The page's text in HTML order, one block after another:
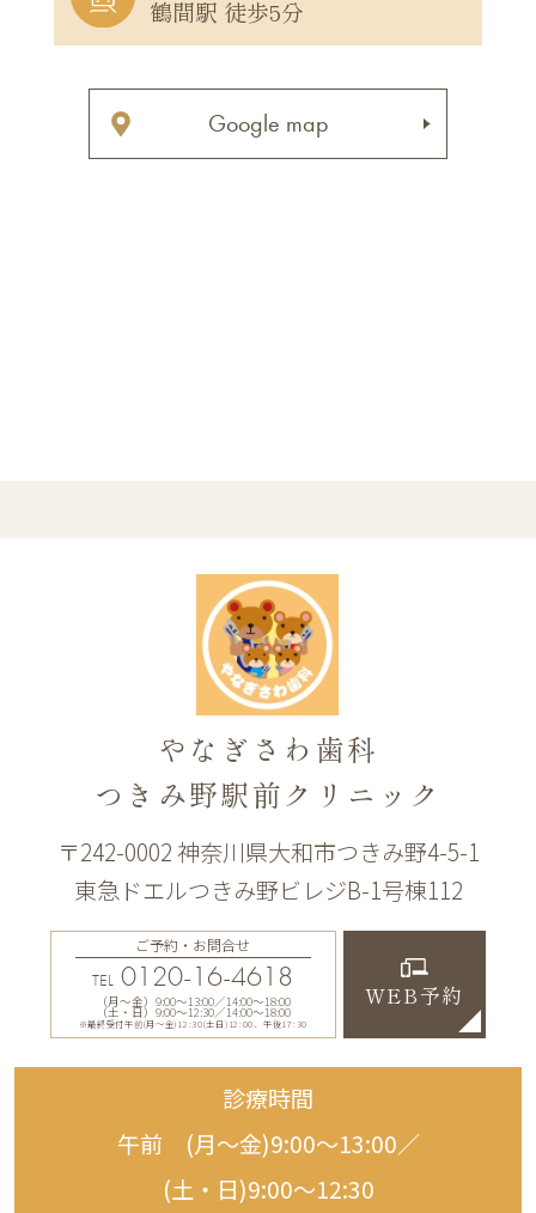
鶴間駅 徒歩5分
Google map
やなぎさわ歯科
つきみ野駅前クリニック
〒242-0002 神奈川県大和市つきみ野4-5-1
東急ドエルつきみ野ビレジB-1号棟112
ご予約・お問合せ
TEL 0120-16-4618
（月〜金）9:00〜13:00／14:00〜18:00
（土・日）9:00〜12:30／14:00〜18:00
※最終受付午前(月～金)12:30(土日)12:00、午後17:30
WEB予約
診療時間
午前 (月〜金)9:00〜13:00／
(土・日)9:00〜12:30